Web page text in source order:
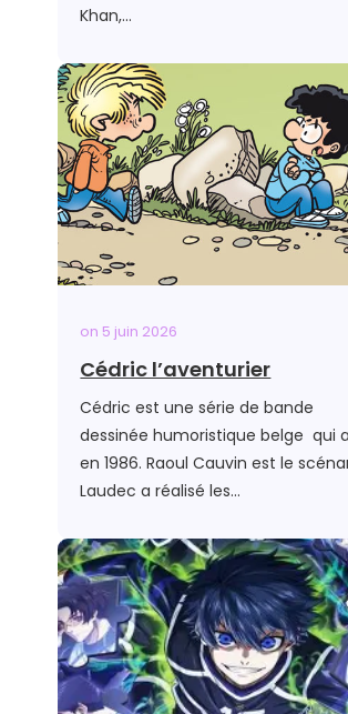
Khan,…
on 5 juin 2026
Cédric l’aventurier
Cédric est une série de bande
dessinée humoristique belge qui
en 1986. Raoul Cauvin est le
Laudec a réalisé les…